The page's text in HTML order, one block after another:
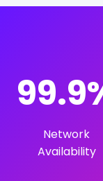
Network
Availability